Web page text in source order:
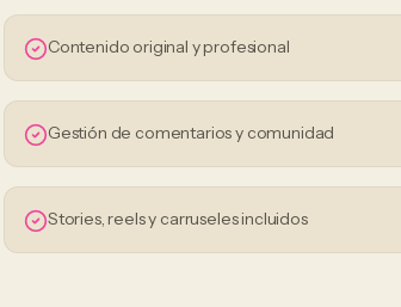
Contenido original y profesional
Gestión de comentarios y comunidad
Stories, reels y carruseles incluidos